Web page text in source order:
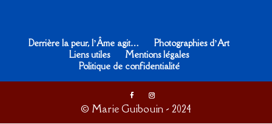
Derrière la peur, l’Âme agit…
Photographies d’Art
Liens utiles
Mentions légales
Politique de confidentialité
© Marie Guibouin - 2024